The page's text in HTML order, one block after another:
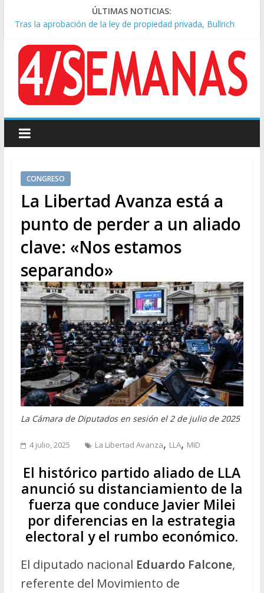
ÚLTIMAS NOTICIAS:
Tras la aprobación de la ley de propiedad privada, Bullrich
Causa AFA: el juez Amarante calificó de “ficción judicial” el
traslado del expediente a Campana
A pocas cuadras de La Bombonera chocaron un tren y un
colectivo: siete heridos
Día de San Cayetano: masiva marcha a Plaza de Mayo de
Pesar por la muerte de Leandro Rud, histórico representante
y conductor de TV
CONGRESO
La Libertad Avanza está a
punto de perder a un aliado
clave: «Nos estamos
separando»
La Cámara de Diputados en sesión el 2 de julio de 2025
4 julio, 2025 La Libertad Avanza, LLA, MID
El histórico partido aliado de LLA
anunció su distanciamiento de la
fuerza que conduce Javier Milei
por diferencias en la estrategia
electoral y el rumbo económico.
El diputado nacional Eduardo Falcone,
referente del Movimiento de